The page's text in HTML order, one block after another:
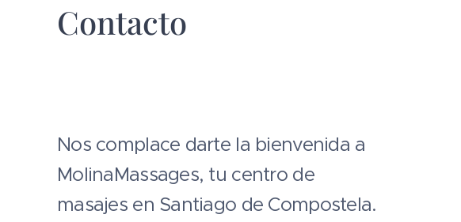
Contacto
Nos complace darte la bienvenida a
MolinaMassages, tu centro de
masajes en Santiago de Compostela.